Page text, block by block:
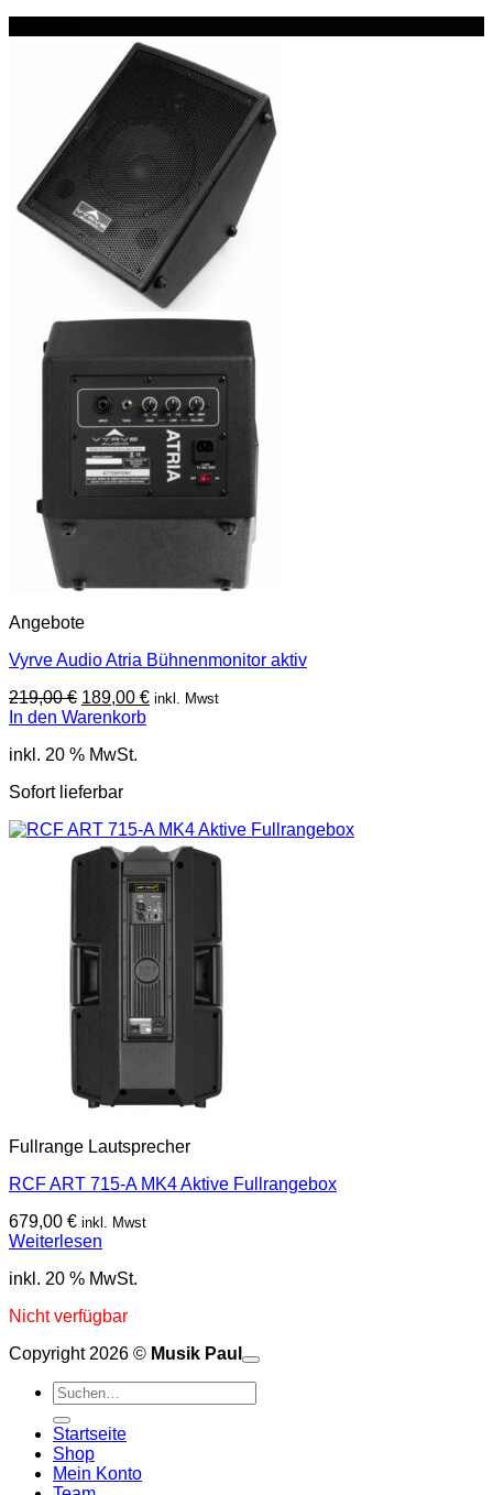
Angebote
Vyrve Audio Atria Bühnenmonitor aktiv
219,00€ Ursprünglicher
Preis
219,00 €
189,00 €Aktueller
inkl. Mwst
In den Warenkorb
inkl. 20 % MwSt.
Sofort lieferbar
Fullrange Lautsprecher
RCF ART 715-A MK4 Aktive Fullrangebox
679,00 € inkl. Mwst
Weiterlesen
inkl. 20 % MwSt.
Nicht verfügbar
Copyright 2026 © Musik Paul
Suchen
nach:
Startseite
Shop
Mein Konto